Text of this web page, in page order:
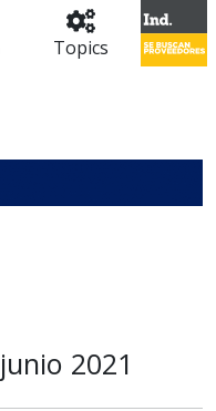
Topics
junio 2021